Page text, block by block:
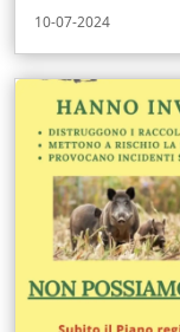
10-07-2024